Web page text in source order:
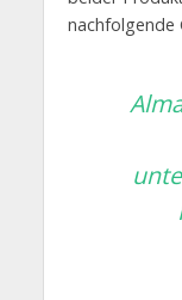
nachfolgende